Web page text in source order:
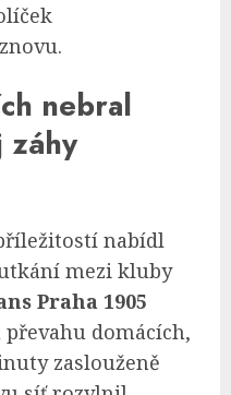
nebral
nabídl
mezi kluby
Praha 1905
domácích,
zaslouženě